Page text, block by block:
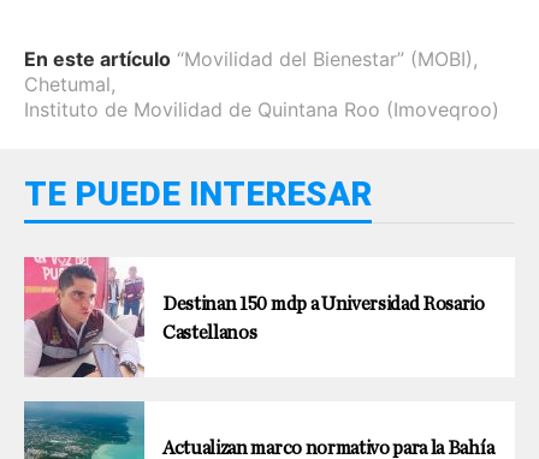
En este artículo “Movilidad del Bienestar” (MOBI) ,
Chetumal,
Instituto de Movilidad de Quintana Roo (Imoveqroo)
TE PUEDE INTERESAR
Destinan 150 mdp a Universidad Rosario
Castellanos
Actualizan marco normativo para la Bahía